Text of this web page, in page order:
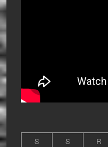
S
S R